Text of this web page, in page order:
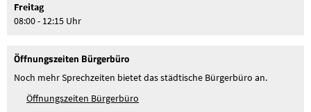
Freitag
08:00 - 12:15 Uhr
Öffnungszeiten Bürgerbüro
Noch mehr Sprechzeiten bietet das städtische Bürgerbüro an.
Öffnungszeiten Bürgerbüro